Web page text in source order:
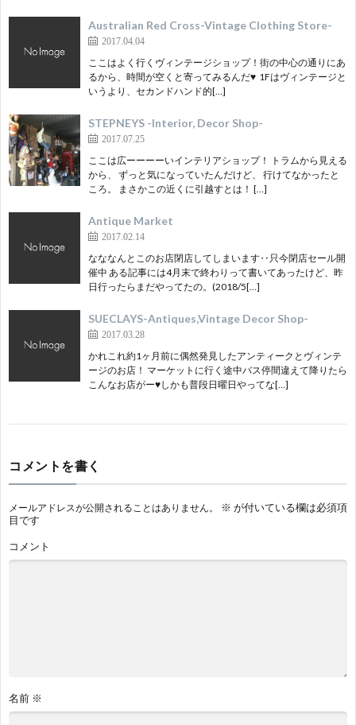
Australian Red Cross-Vintage Clothing Store-
2017.04.04
ここはよく行くヴィンテージショップ！街の中心の通りにあ
るから、時間が空くと寄ってみるんだ♥ 1Fはヴィンテージと
いうより、セカンドハンド的[…]
STEPNEYS -Interior, Decor Shop-
2017.07.25
ここは広ーーーーいインテリアショップ！ トラムから見える
から、 ずっと気になっていたんだけど、 行けてなかったと
ころ。 まさかこの近くに引越すとは！ […]
Antique Market
2017.02.14
なななんとこのお店閉店してしまいます‥只今閉店セール開
催中 ある記事には4月末で終わりって書いてあったけど、昨
日行ったらまだやってたの。(2018/5[…]
SUECLAYS-Antiques,Vintage Decor Shop-
2017.03.28
かれこれ約1ヶ月前に偶然発見したアンティークとヴィンテ
ージのお店！ マーケットに行く途中バス停間違えて降りたら
こんなお店がー♥しかも普段日曜日やってな[…]
コメントを書く
メールアドレスが公開されることはありません。 ※ が付いている欄は必須項
目です
コメント
名前 ※